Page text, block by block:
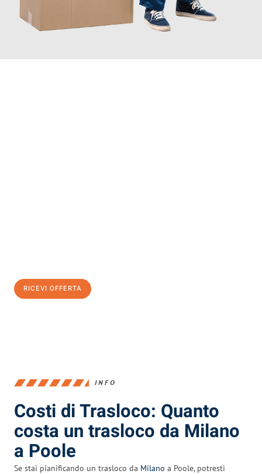
RICEVI OFFERTA
INFO
Costi di Trasloco: Quanto
costa un trasloco da Milano
a Poole
Se stai pianificando un trasloco da Milano a Poole, potresti